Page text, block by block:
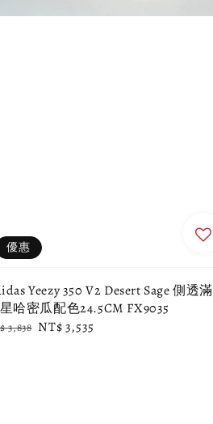
優惠
Yeezy 350 V2 Desert Sage 側透滿
哈密瓜配色24.5CM FX9035
3,838 Sale
NT$ 3,535